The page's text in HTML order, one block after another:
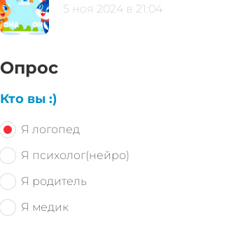
5 ноя 2024 в 21:04
Опрос
Кто вы :)
Я логопед
Я психолог(нейро)
Я родитель
Я медик